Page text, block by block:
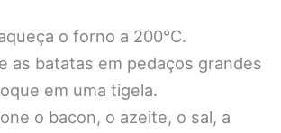
o forno a 200°C.
as batatas em pedaços grandes
em uma tigela.
o bacon, o azeite, o sal, a